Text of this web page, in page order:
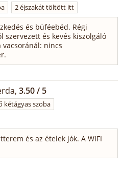
2 éjszakát töltött itt
és büféebéd. Régi
szervezett és kevés kiszolgáló
vacsoránál: nincs
3.50 / 5
kétágyas szoba
és az ételek jók. A WIFI